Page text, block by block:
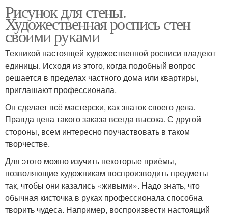
Рисунок для стены.
Художественная роспись стен
своими руками
Техникой настоящей художественной росписи владеют
единицы. Исходя из этого, когда подобный вопрос
решается в пределах частного дома или квартиры,
приглашают профессионала.
Он сделает всё мастерски, как знаток своего дела.
Правда цена такого заказа всегда высока. С другой
стороны, всем интересно поучаствовать в таком
творчестве.
Для этого можно изучить некоторые приёмы,
позволяющие художникам воспроизводить предметы
так, чтобы они казались «живыми». Надо знать, что
обычная кисточка в руках профессионала способна
творить чудеса. Например, воспроизвести настоящий